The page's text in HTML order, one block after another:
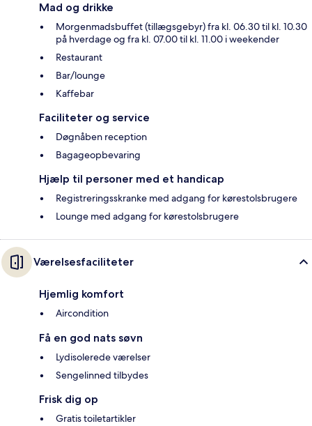
Mad og drikke
Morgenmadsbuffet (tillægsgebyr) fra kl. 06.30 til kl. 10.30
på hverdage og fra kl. 07.00 til kl. 11.00 i weekender
Restaurant
Bar/lounge
Kaffebar
Faciliteter og service
Døgnåben reception
Bagageopbevaring
Hjælp til personer med et handicap
Registreringsskranke med adgang for kørestolsbrugere
Lounge med adgang for kørestolsbrugere
Værelsesfaciliteter
Hjemlig komfort
Aircondition
Få en god nats søvn
Lydisolerede værelser
Sengelinned tilbydes
Frisk dig op
Gratis toiletartikler